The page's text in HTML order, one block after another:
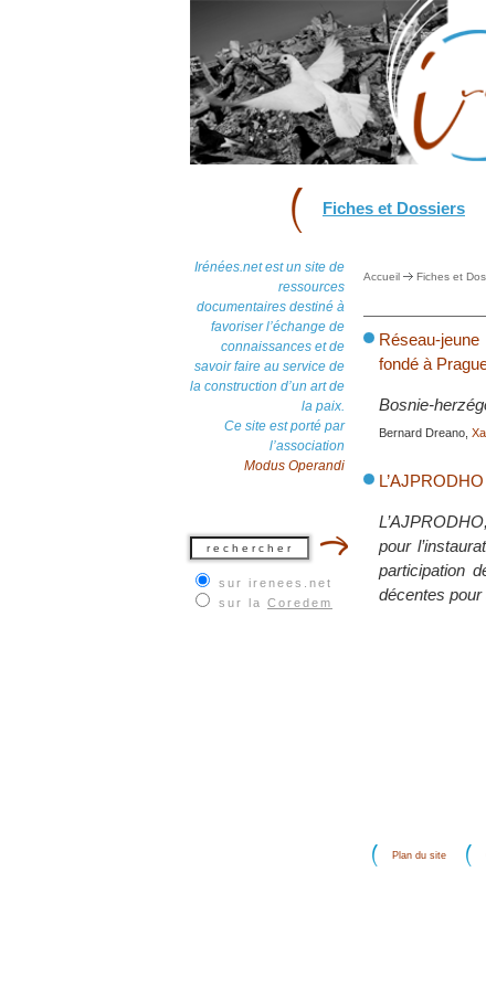
Fiches et Dossiers
Irénées.net est un site de
ressources
documentaires destiné à
favoriser l’échange de
connaissances et de
savoir faire au service de
la construction d’un art de
la paix.
Ce site est porté par
l’association
Modus Operandi
sur irenees.net
sur la Coredem
Accueil Fiches et
Réseau-
fondé à
Bosnie-
Bernard Dreano,
pour
participation
décentes pour
Plan du site